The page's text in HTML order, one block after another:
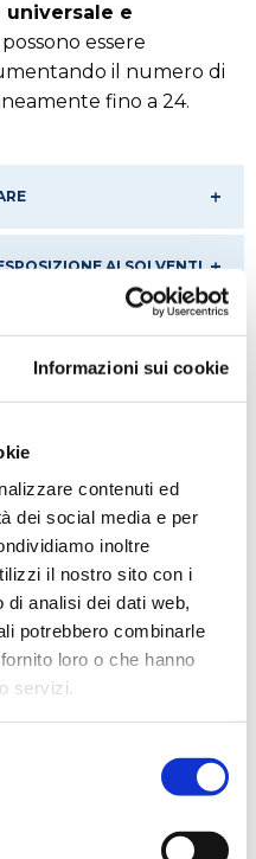
Informazioni sui cookie
contenuti ed
dei social media e per
inoltre
il nostro sito con i
analisi dei dati web,
potrebbero combinarle
loro o che hanno
servizi.
universale e
essere
il numero di
fino a 24.
AI SOLVENTI
I COSTI DELLE TUE
L'AUTOMAZIONE A UN
tecniche
SER 158/6 6